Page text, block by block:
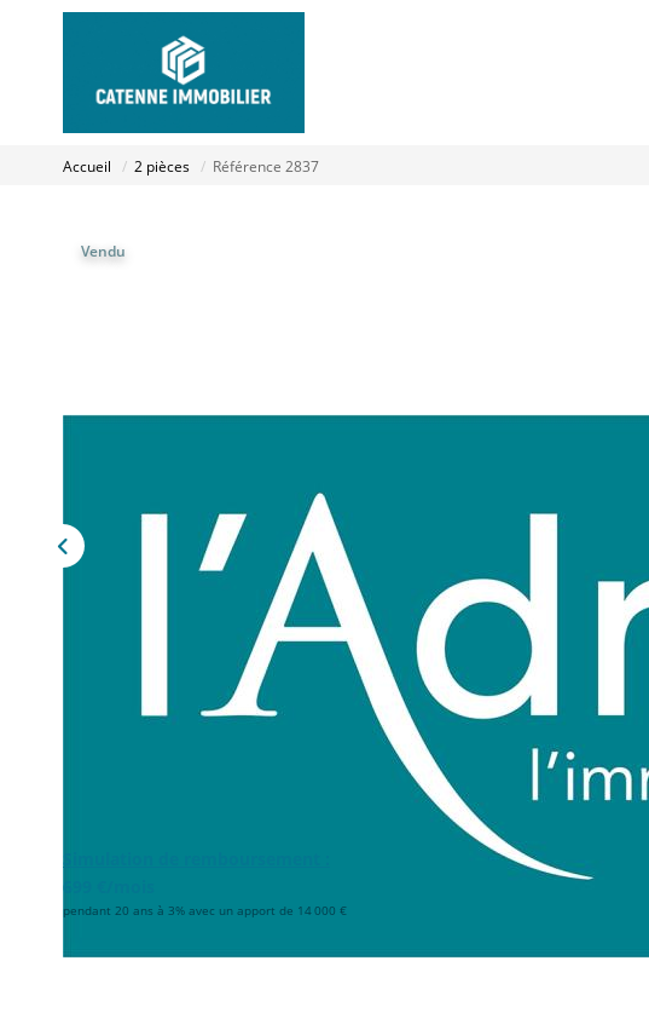
Accueil 2 pièces Référence 2837
Vendu
pendant 20 ans à 3% avec un apport de 14 000 €